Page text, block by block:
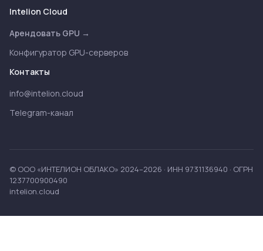
Intelion Cloud
Арендовать GPU →
Конфигуратор GPU-серверов
Контакты
info@intelion.cloud
Telegram-канал
© ООО «ИНТЕЛИОН ОБЛАКО» 2024–2026 · ИНН 9731136940 · ОГРН
1237700900490
intelion.cloud